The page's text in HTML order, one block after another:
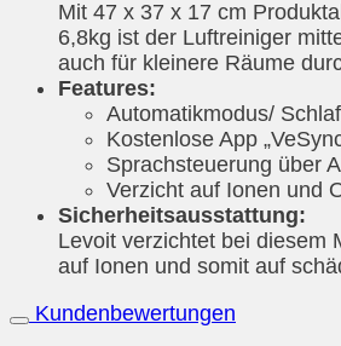
Mit 47 x 37 x 17 cm
6,8kg ist der Luftreiniger
auch für kleinere Räume
Features:
Automatikmodus/
Kostenlose App
Sprachsteuerung über
Verzicht auf Ionen und
Sicherheitsausstattung:
Levoit verzichtet bei diesem
auf Ionen und somit auf
Kundenbewertungen